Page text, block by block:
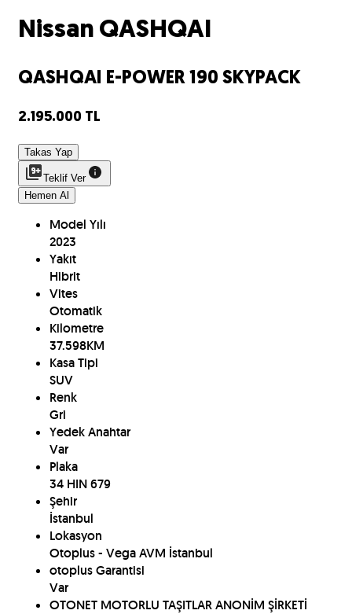
Nissan QASHQAI
QASHQAI E-POWER 190 SKYPACK
2.195.000 TL
Takas Yap
Teklif Ver
Hemen Al
Model Yılı
2023
Yakıt
Hibrit
Vites
Otomatik
Kilometre
37.598KM
Kasa Tipi
SUV
Renk
Gri
Yedek Anahtar
Var
Plaka
34 HIN 679
Şehir
İstanbul
Lokasyon
Otoplus - Vega AVM İstanbul
otoplus Garantisi
Var
OTONET MOTORLU TAŞITLAR ANONİM ŞİRKETİ